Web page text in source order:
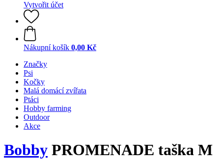
Vytvořit účet
Nákupní košík 0,00 Kč
Značky
Psi
Kočky
Malá domácí zvířata
Ptáci
Hobby farming
Outdoor
Akce
Bobby PROMENADE taška M